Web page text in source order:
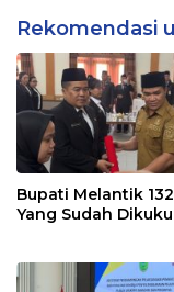
Rekomendasi
Bupati Melantik 132
Yang Sudah